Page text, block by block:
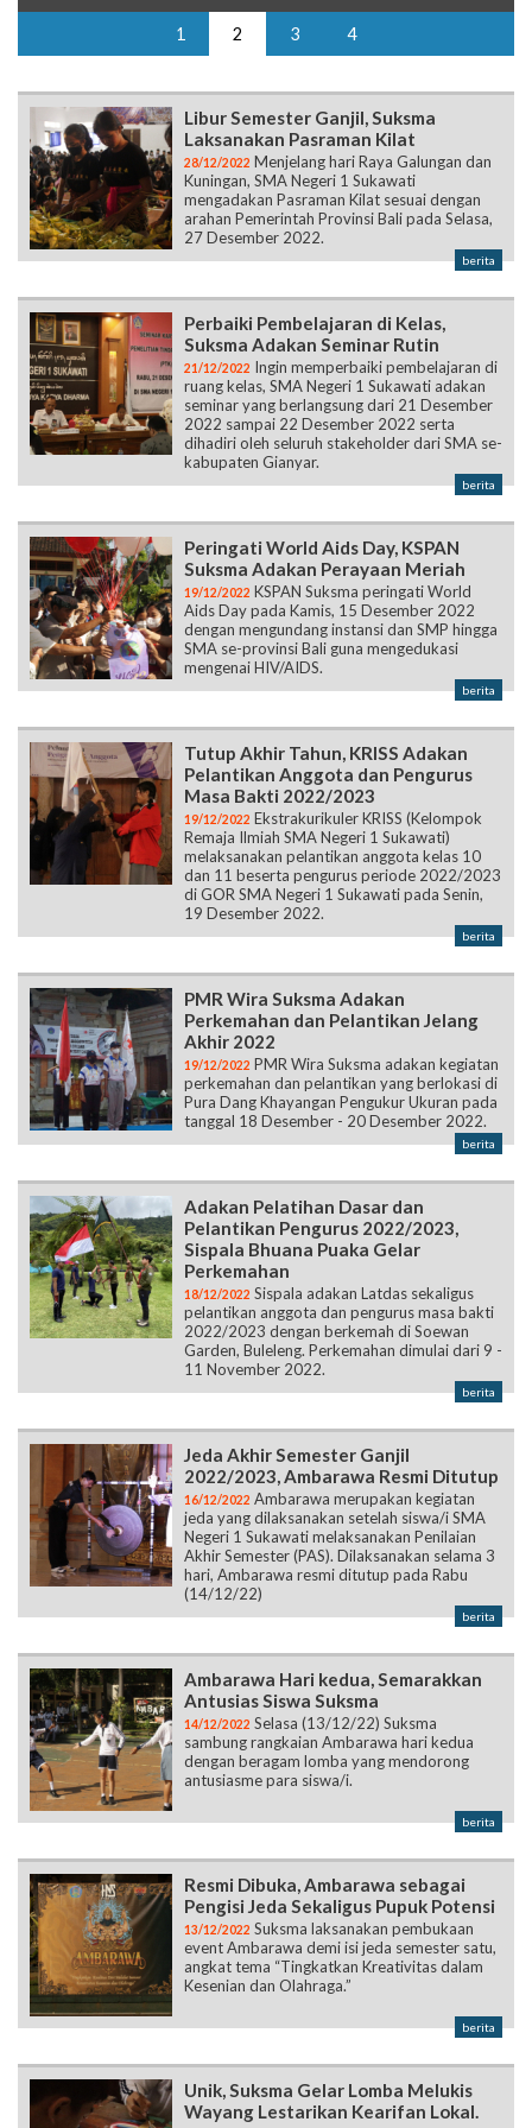
1 2 3 4
Libur Semester Ganjil, Suksma
Laksanakan Pasraman Kilat
28/12/2022 Menjelang hari Raya Galungan dan
Kuningan, SMA Negeri 1 Sukawati
mengadakan Pasraman Kilat sesuai dengan
arahan Pemerintah Provinsi Bali pada Selasa,
27 Desember 2022.
berita
Perbaiki Pembelajaran di Kelas,
Suksma Adakan Seminar Rutin
21/12/2022 Ingin memperbaiki pembelajaran di
ruang kelas, SMA Negeri 1 Sukawati adakan
seminar yang berlangsung dari 21 Desember
2022 sampai 22 Desember 2022 serta
dihadiri oleh seluruh stakeholder dari SMA se-
kabupaten Gianyar.
berita
Peringati World Aids Day, KSPAN
Suksma Adakan Perayaan Meriah
19/12/2022 KSPAN Suksma peringati World
Aids Day pada Kamis, 15 Desember 2022
dengan mengundang instansi dan SMP hingga
SMA se-provinsi Bali guna mengedukasi
mengenai HIV/AIDS.
berita
Tutup Akhir Tahun, KRISS Adakan
Pelantikan Anggota dan Pengurus
Masa Bakti 2022/2023
19/12/2022 Ekstrakurikuler KRISS (Kelompok
Remaja Ilmiah SMA Negeri 1 Sukawati)
melaksanakan pelantikan anggota kelas 10
dan 11 beserta pengurus periode 2022/2023
di GOR SMA Negeri 1 Sukawati pada Senin,
19 Desember 2022.
berita
PMR Wira Suksma Adakan
Perkemahan dan Pelantikan Jelang
Akhir 2022
19/12/2022 PMR Wira Suksma adakan kegiatan
perkemahan dan pelantikan yang berlokasi di
Pura Dang Khayangan Pengukur Ukuran pada
tanggal 18 Desember - 20 Desember 2022.
berita
Adakan Pelatihan Dasar dan
Pelantikan Pengurus 2022/2023,
Sispala Bhuana Puaka Gelar
Perkemahan
18/12/2022 Sispala adakan Latdas sekaligus
pelantikan anggota dan pengurus masa bakti
2022/2023 dengan berkemah di Soewan
Garden, Buleleng. Perkemahan dimulai dari 9 -
11 November 2022.
berita
Jeda Akhir Semester Ganjil
2022/2023, Ambarawa Resmi Ditutup
16/12/2022 Ambarawa merupakan kegiatan
jeda yang dilaksanakan setelah siswa/i SMA
Negeri 1 Sukawati melaksanakan Penilaian
Akhir Semester (PAS). Dilaksanakan selama 3
hari, Ambarawa resmi ditutup pada Rabu
(14/12/22)
berita
Ambarawa Hari kedua, Semarakkan
Antusias Siswa Suksma
14/12/2022 Selasa (13/12/22) Suksma
sambung rangkaian Ambarawa hari kedua
dengan beragam lomba yang mendorong
antusiasme para siswa/i.
berita
Resmi Dibuka, Ambarawa sebagai
Pengisi Jeda Sekaligus Pupuk Potensi
13/12/2022 Suksma laksanakan pembukaan
event Ambarawa demi isi jeda semester satu,
angkat tema “Tingkatkan Kreativitas dalam
Kesenian dan Olahraga.”
berita
Unik, Suksma Gelar Lomba Melukis
Wayang Lestarikan Kearifan Lokal.